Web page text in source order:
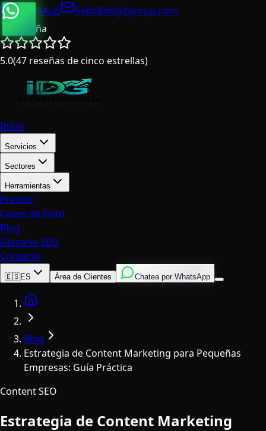
WhatsApp
hello@idigitgroup.com
España
5.0(47 reseñas de cinco estrellas)
Inicio
Servicios
Sectores
Herramientas
Precios
Casos de Éxito
Blog
Glosario SEO
Contacto
Inglés
ItalianoEspañol
🇪🇸ES Área de Clientes Chatea por WhatsApp
Blog
Estrategia de Content Marketing para Pequeñas
Empresas: Guía Práctica
Content SEO
Estrategia de Content Marketing